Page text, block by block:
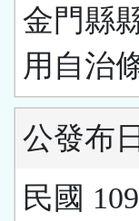
金門縣
用自治
公發布
民國